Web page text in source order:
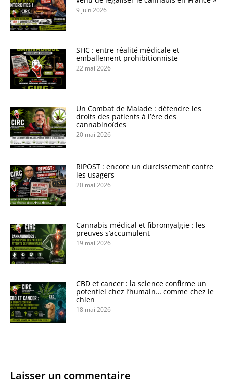
9 juin 2026
SHC : entre réalité médicale et
emballement prohibitionniste
22 mai 2026
Un Combat de Malade : défendre les
droits des patients à l’ère des
cannabinoïdes
20 mai 2026
RIPOST : encore un durcissement contre
les usagers
20 mai 2026
Cannabis médical et fibromyalgie : les
preuves s’accumulent
19 mai 2026
CBD et cancer : la science confirme un
potentiel chez l’humain… comme chez le
chien
18 mai 2026
Laisser un commentaire